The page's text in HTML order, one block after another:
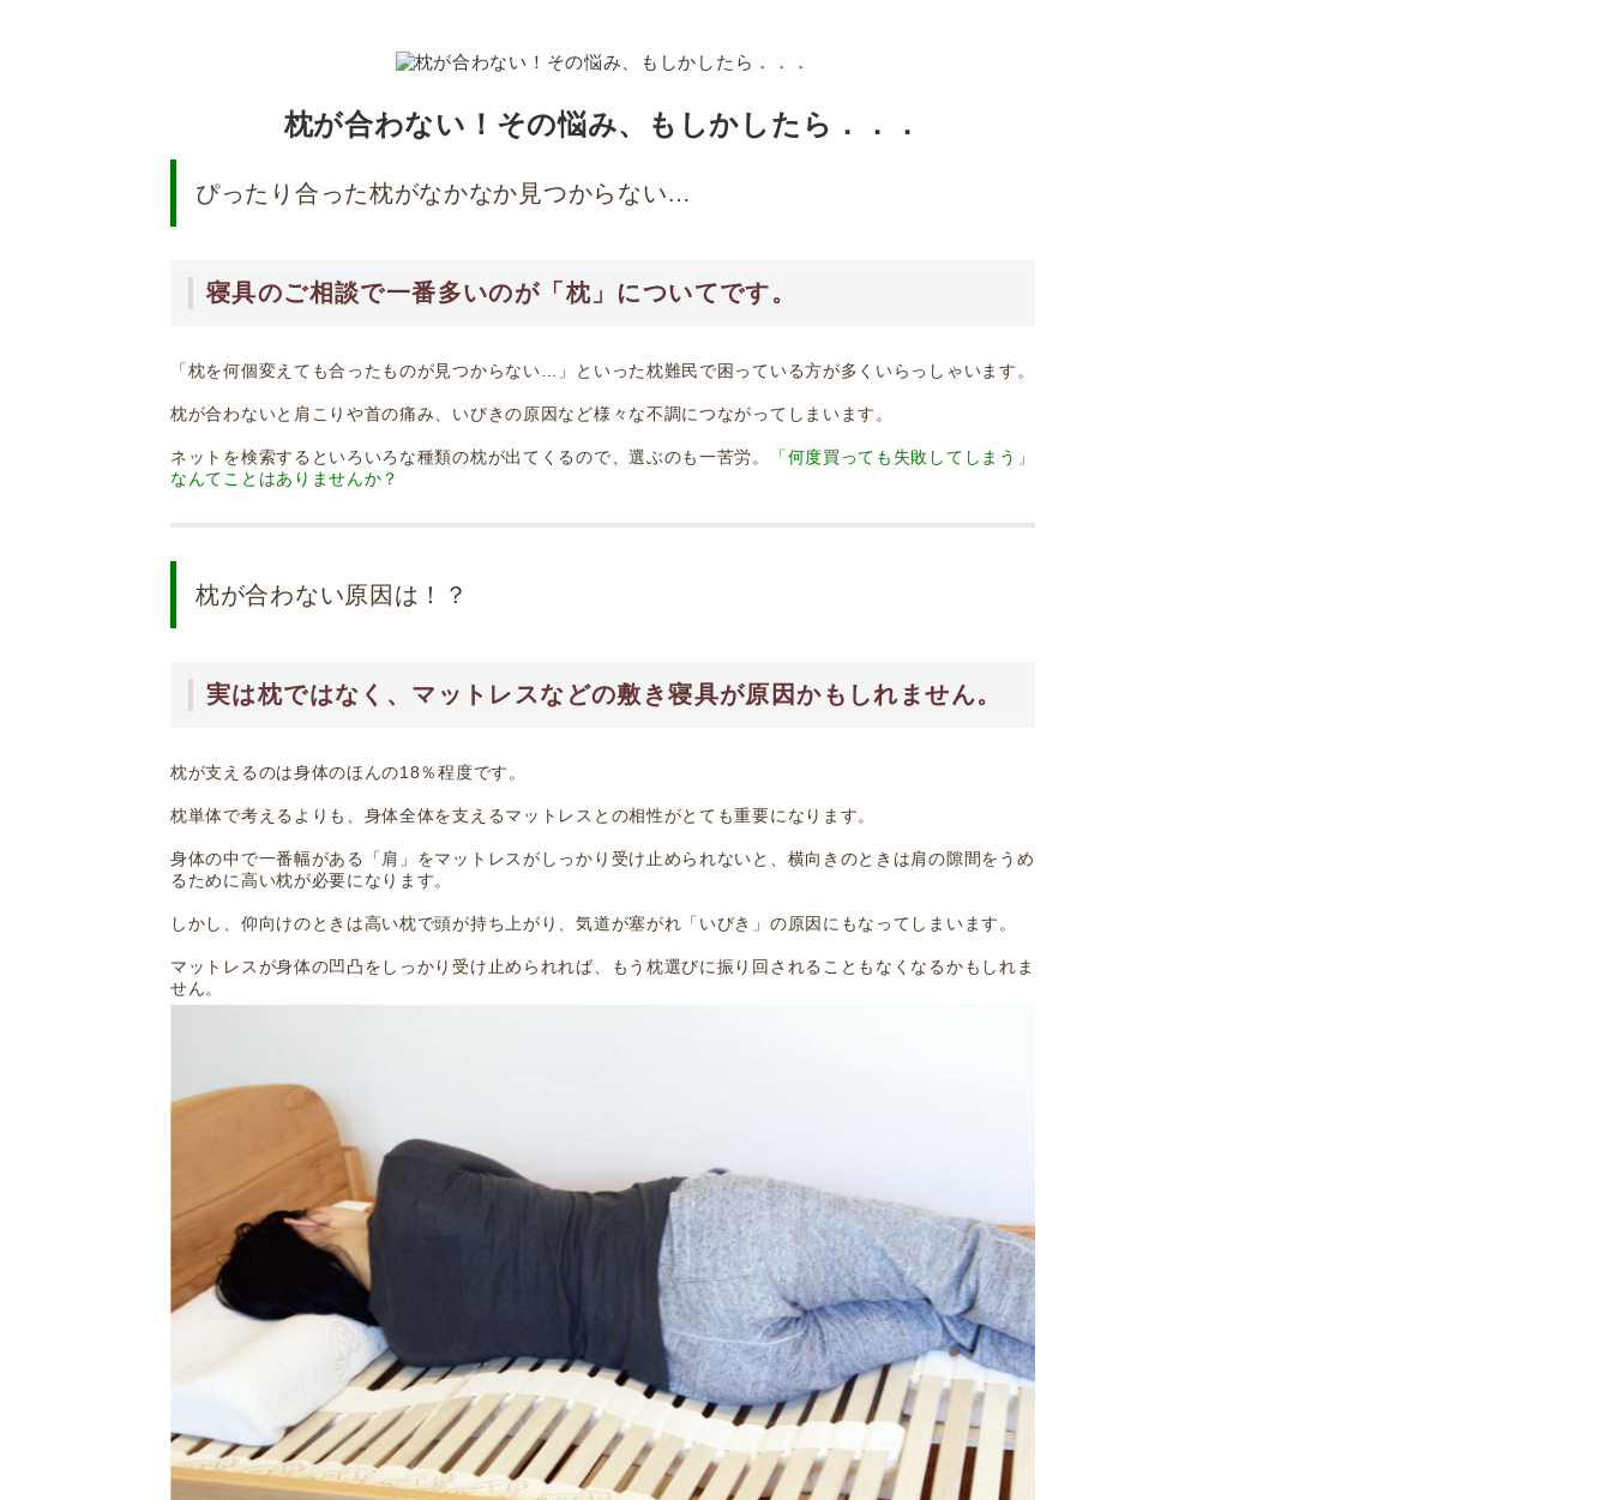
枕が合わない！その悩み、もしかしたら．．．
ぴったり合った枕がなかなか見つからない…
寝具のご相談で一番多いのが「枕」についてです。
「枕を何個変えても合ったものが見つからない…」といった枕難民で困っている方が多くいらっしゃいます。
枕が合わないと肩こりや首の痛み、いびきの原因など様々な不調につながってしまいます。
ネットを検索するといろいろな種類の枕が出てくるので、選ぶのも一苦労。
「何度買っても失敗してしまう」
なんてことはありませんか？
枕が合わない原因は！？
実は枕ではなく、マットレスなどの敷き寝具が原因かもしれません。
枕が支えるのは身体のほんの18％程度です。
枕単体で考えるよりも、身体全体を支えるマットレスとの相性がとても重要になります。
身体の中で一番幅がある「肩」をマットレスがしっかり受け止められないと、横向きのときは肩の隙間をうめ
るために高い枕が必要になります。
しかし、仰向けのときは高い枕で頭が持ち上がり、気道が塞がれ「いびき」の原因にもなってしまいます。
マットレスが身体の凹凸をしっかり受け止められれば、もう枕選びに振り回されることもなくなるかもしれま
せん。